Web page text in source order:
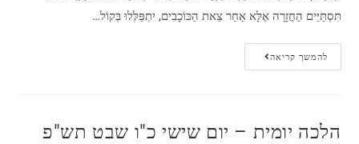
תִּסְתַּיֵּים הַחֲזָרָה אֶלָּא אַחַר צֵאת הַכּוֹכָבִים, יִתְפַּלְּלוּ בְּקוֹל…
להמשך קריאה
הלכה יומית – יום שישי כ"ו שבט תש"פ